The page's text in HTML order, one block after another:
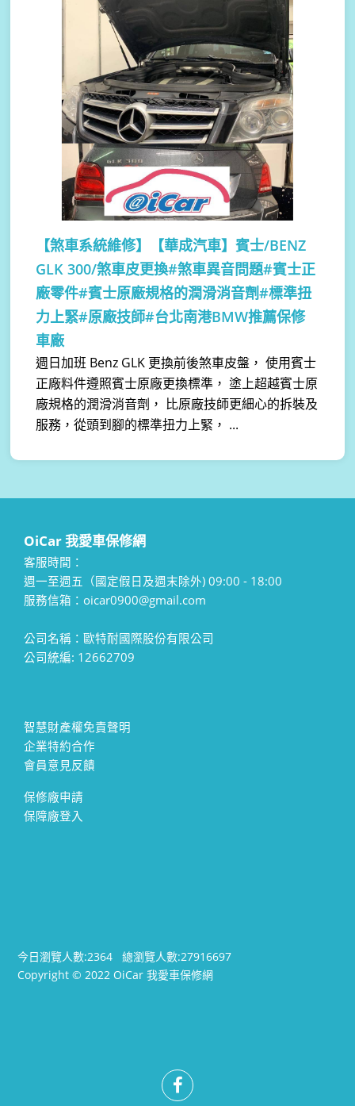
【煞車系統維修】
【華成汽車】賓士/BENZ
GLK 300/煞車皮更換#煞車異音問題#賓士正
廠零件#賓士原廠規格的潤滑消音劑#標準扭
力上緊#原廠技師#台北南港BMW推薦保修
車廠
週日加班 Benz GLK 更換前後煞車皮盤， 使用賓士
正廠料件遵照賓士原廠更換標準， 塗上超越賓士原
廠規格的潤滑消音劑， 比原廠技師更細心的拆裝及
服務，從頭到腳的標準扭力上緊， ...
OiCar 我愛車保修網
客服時間：
週一至週五（國定假日及週末除外) 09:00 - 18:00
服務信箱：oicar0900@gmail.com
公司名稱：歐特耐國際股份有限公司
公司統編: 12662709
智慧財產權免責聲明
企業特約合作
會員意見反饋
保修廠申請
保障廠登入
今日瀏覽人數:2364總瀏覽人數:27916697
Copyright © 2022 OiCar 我愛車保修網